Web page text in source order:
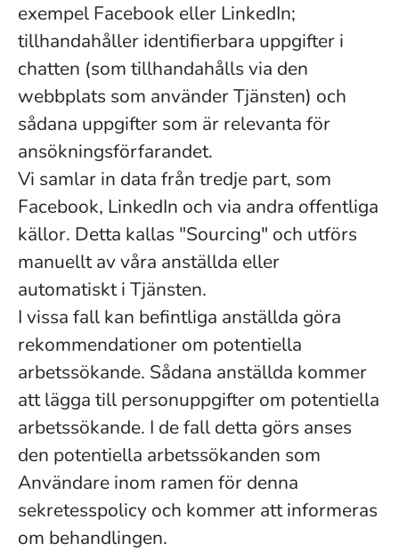
exempel Facebook eller LinkedIn;
tillhandahåller identifierbara uppgifter i
chatten (som tillhandahålls via den
webbplats som använder Tjänsten) och
sådana uppgifter som är relevanta för
ansökningsförfarandet.
Vi samlar in data från tredje part, som
Facebook, LinkedIn och via andra offentliga
källor. Detta kallas "Sourcing" och utförs
manuellt av våra anställda eller
automatiskt i Tjänsten.
I vissa fall kan befintliga anställda göra
rekommendationer om potentiella
arbetssökande. Sådana anställda kommer
att lägga till personuppgifter om potentiella
arbetssökande. I de fall detta görs anses
den potentiella arbetssökanden som
Användare inom ramen för denna
sekretesspolicy och kommer att informeras
om behandlingen.